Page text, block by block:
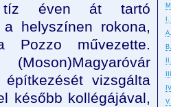
éven át tartó
a helyszínen rokona,
Pozzo művezette.
vizsgálta
később kollégájával,